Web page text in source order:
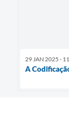
29 JAN 2025 -
A